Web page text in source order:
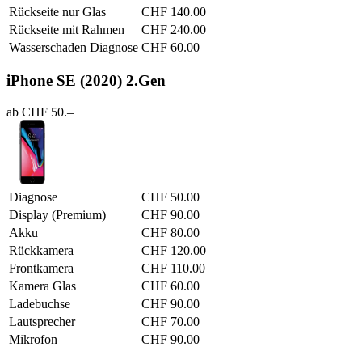
Rückseite nur Glas
CHF 140.00
Rückseite mit Rahmen
CHF 240.00
Wasserschaden Diagnose CHF 60.00
iPhone SE (2020) 2.Gen
ab CHF 50.–
Diagnose
CHF 50.00
Display (Premium)
CHF 90.00
Akku
CHF 80.00
Rückkamera
CHF 120.00
Frontkamera
CHF 110.00
Kamera Glas
CHF 60.00
Ladebuchse
CHF 90.00
Lautsprecher
CHF 70.00
Mikrofon
CHF 90.00